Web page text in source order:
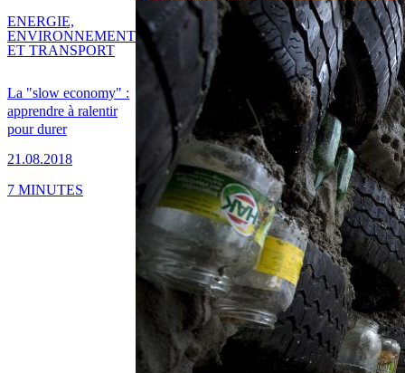
La "slow economy" :
apprendre à ralentir
pour durer
21.08.2018
ENERGIE,
ENVIRONNEMENT
ET TRANSPORT
7 MINUTES